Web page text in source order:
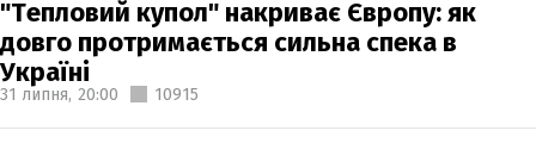
"Тепловий купол" накриває Європу: як
довго протримається сильна спека в
Україні
31 липня, 20:00 10915